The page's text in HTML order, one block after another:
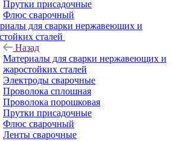
Прутки присадочные
Флюс сварочный
для сварки нержавеющих и
сталей
Назад
Материалы для сварки нержавеющих и
жаростойких сталей
Электроды сварочные
Проволока сплошная
Проволока порошковая
Прутки присадочные
Флюс сварочный
Ленты сварочные